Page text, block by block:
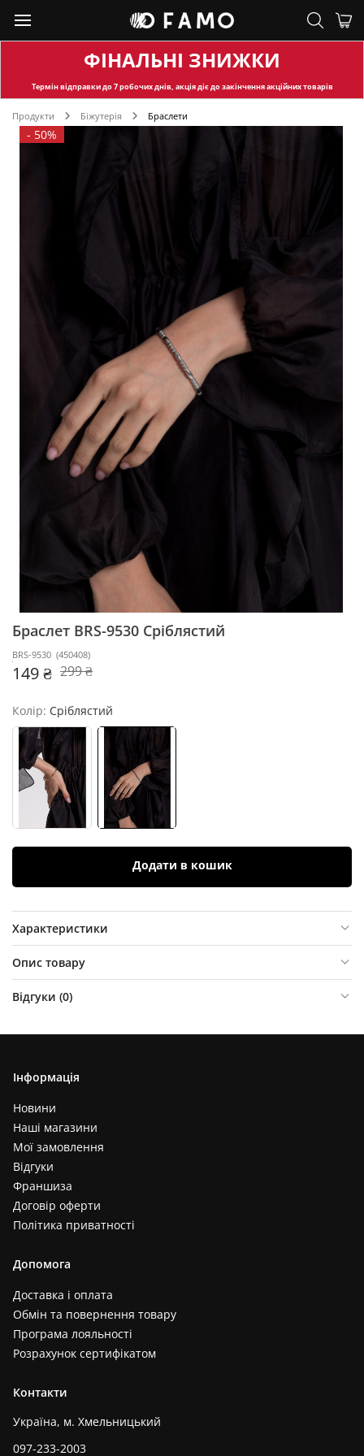
ФІНАЛЬНІ ЗНИЖКИ
Термін відправкидо 7 робочих днів, акція діє до закінчення акційних товарів
Продукти Біжутерія Браслети
- 50%
Браслет BRS-9530 Сріблястий
BRS-9530 (450408)
149 ₴ 299 ₴
Колір: Сріблястий
Додати в кошик
Характеристики
Опис товару
Відгуки (0)
Інформація
Новини
Наші магазини
Мої замовлення
Відгуки
Франшиза
Договір оферти
Політика приватності
Допомога
Доставка і оплата
Обмін та повернення товару
Програма лояльності
Розрахунок сертифікатом
Контакти
Україна, м. Хмельницький
097-233-2003